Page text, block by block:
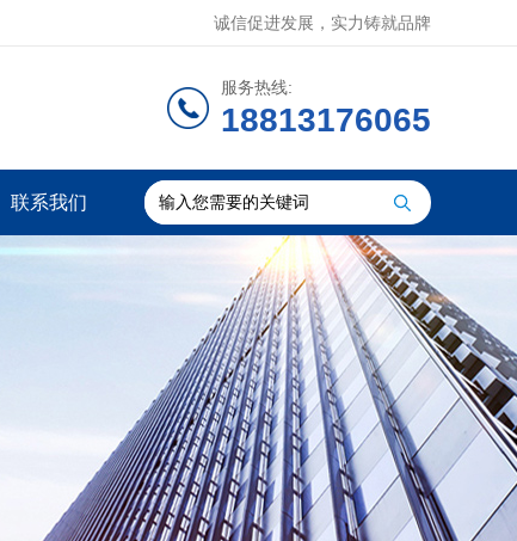
诚信促进发展，实力铸就品牌
服务热线:
18813176065
联系我们